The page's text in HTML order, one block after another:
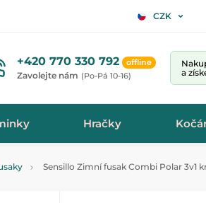
CZK
+420 770 330 792 offline
Zavolejte nám (Po-Pá 10-16)
a
Hračky
Sensillo Zimní fusak Combi Polar 3v1